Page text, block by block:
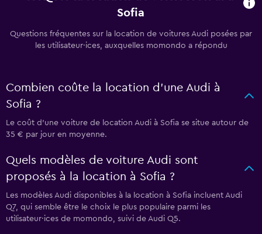
Sofia
Questions fréquentes sur la location de voitures Audi posées par
les utilisateur·ices, auxquelles momondo a répondu
Combien coûte la location d'une Audi à
Sofia ?
Le coût d'une voiture de location Audi à Sofia se situe autour de
35 € par jour en moyenne.
Quels modèles de voiture Audi sont
proposés à la location à Sofia ?
Les modèles Audi disponibles à la location à Sofia incluent Audi
Q7, qui semble être le choix le plus populaire parmi les
utilisateur·ices de momondo, suivi de Audi Q5.